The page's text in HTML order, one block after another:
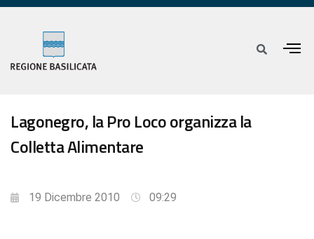
Lagonegro, la Pro Loco organizza la
Colletta Alimentare
19 Dicembre 2010 09:29